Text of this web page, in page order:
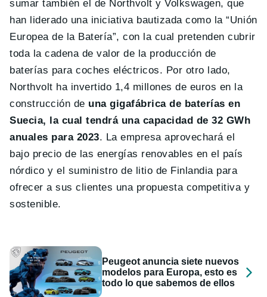
sumar también el de Northvolt y Volkswagen, que
han liderado una iniciativa bautizada como la “Unión
Europea de la Batería”, con la cual pretenden cubrir
toda la cadena de valor de la producción de
baterías para coches eléctricos. Por otro lado,
Northvolt ha invertido 1,4 millones de euros en la
construcción de una gigafábrica de baterías en
Suecia, la cual tendrá una capacidad de 32 GWh
anuales para 2023. La empresa aprovechará el
bajo precio de las energías renovables en el país
nórdico y el suministro de litio de Finlandia para
ofrecer a sus clientes una propuesta competitiva y
sostenible.
Peugeot anuncia siete nuevos
modelos para Europa, esto es
todo lo que sabemos de ellos